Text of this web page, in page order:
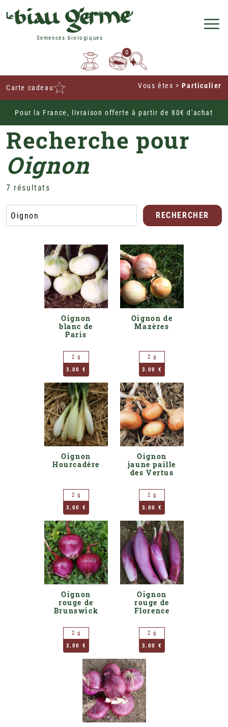
Semences biologiques
0
Carte cadeau Vous êtes >Particulier
Pour la France, livraison offerte à partir de 80€ d'achat
Home
Recherche pour
Oignon
7 résultats
RECHERCHER
Oignon
blanc de
Paris
2 g
3.00 €
Oignon de
Mazères
2 g
3.00 €
Oignon
Hourcadère
2 g
3.00 €
Oignon
jaune paille
des Vertus
2 g
3.00 €
Oignon
rouge de
Brunswick
2 g
3.00 €
Oignon
rouge de
Florence
2 g
3.00 €